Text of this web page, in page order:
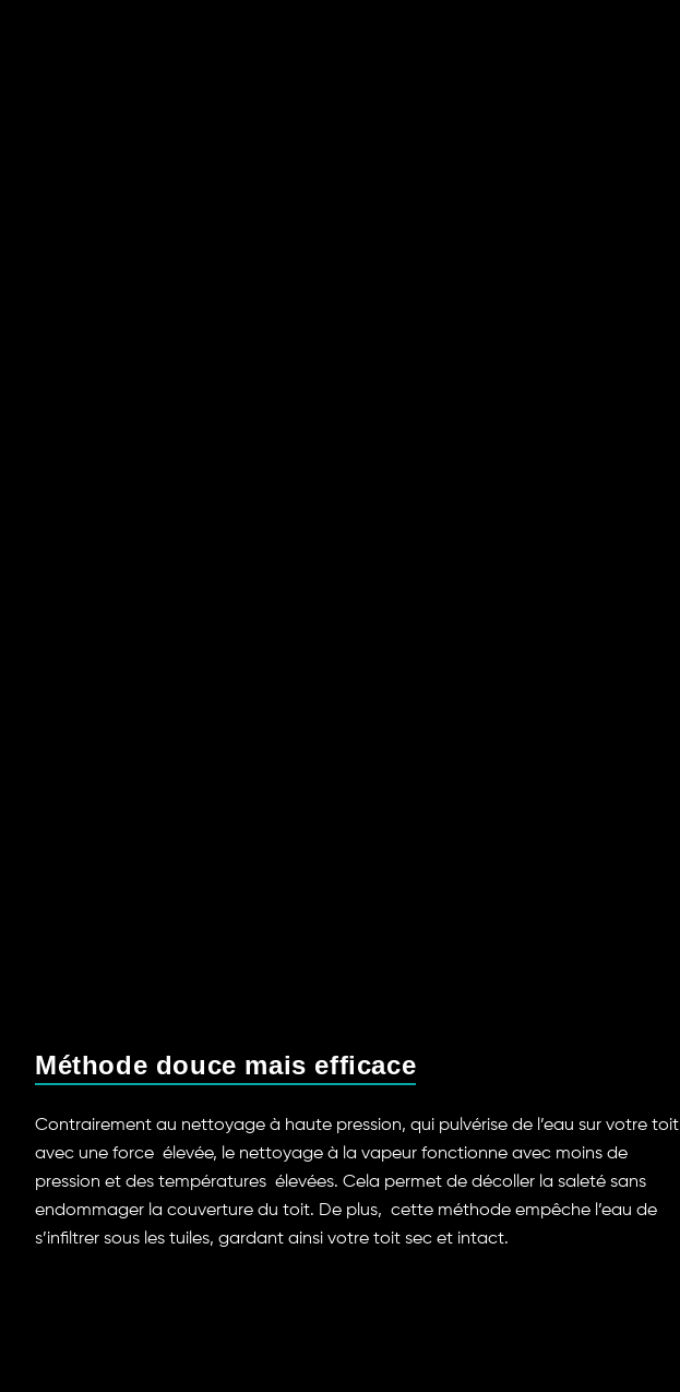
Méthode douce mais efficace
Contrairement au nettoyage à haute pression, qui pulvérise de l’eau sur votre toit
avec une force élevée, le nettoyage à la vapeur fonctionne avec moins de
pression et des températures élevées. Cela permet de décoller la saleté sans
endommager la couverture du toit. De plus, cette méthode empêche l’eau de
s’infiltrer sous les tuiles, gardant ainsi votre toit sec et intact.